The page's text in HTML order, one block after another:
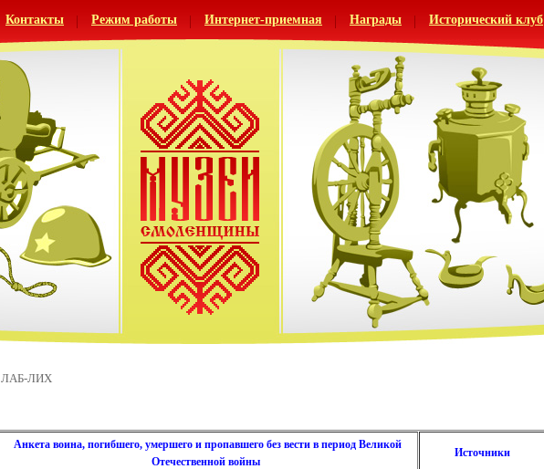
Контакты Режим работы Интернет-приемная Награды Исторический клуб
ЛАБ-ЛИХ
Анкета воина, погибшего, умершего и пропавшего без вести в период Великой
Отечественной войны
Источники